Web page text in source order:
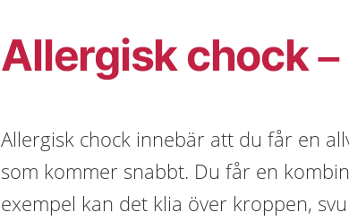
Allergisk chock
Allergisk chock innebär att du får en
som kommer snabbt. Du får en
exempel kan det klia över kroppen,